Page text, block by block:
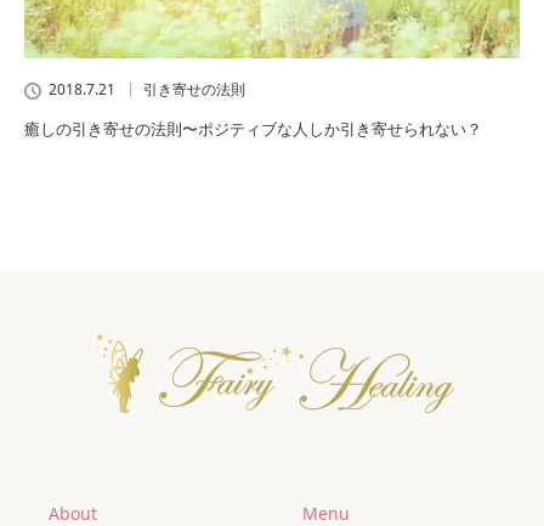
2018.7.21 引き寄せの法則
癒しの引き寄せの法則〜ポジティブな人しか引き寄せられない？
About Menu